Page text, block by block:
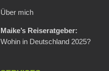
Über mich
Maike’s Reiseratgeber:
Wohin in Deutschland 2025?